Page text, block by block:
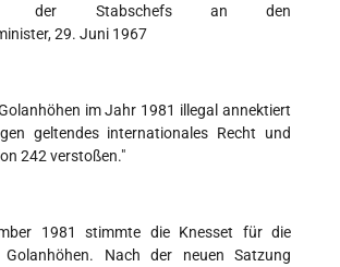
der Stabschefs an den
29. Juni 1967
im Jahr 1981 illegal annektiert
geltendes internationales Recht und
242 verstoßen."
1981 stimmte die Knesset für die
Nach der neuen Satzung